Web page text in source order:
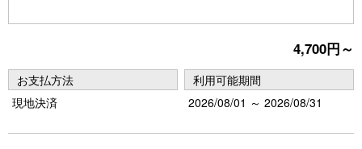
4,700円～
お支払方法
現地決済
利用可能期間
2026/08/01 ～ 2026/08/31